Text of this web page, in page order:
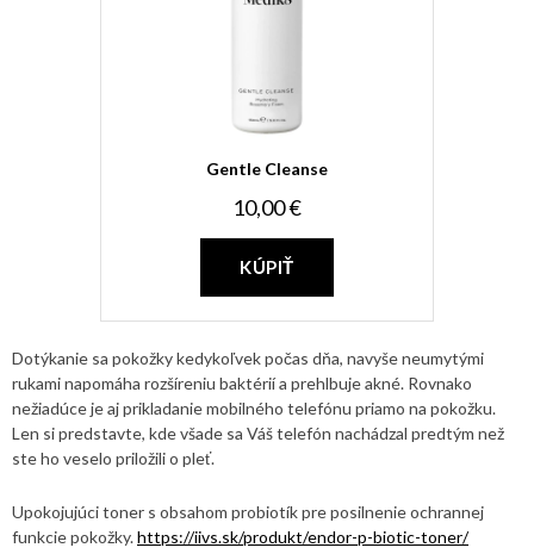
Gentle Cleanse
10,00 €
KÚPIŤ
Dotýkanie sa pokožky kedykoľvek počas dňa, navyše neumytými
rukami napomáha rozšíreniu baktérií a prehlbuje akné. Rovnako
nežiadúce je aj prikladanie mobilného telefónu priamo na pokožku.
Len si predstavte, kde všade sa Váš telefón nachádzal predtým než
ste ho veselo priložili o pleť.
Upokojujúci toner s obsahom probiotík pre posilnenie ochrannej
funkcie pokožky.https://iivs.sk/produkt/endor-p-biotic-toner/